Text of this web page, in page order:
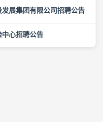
展集团有限公司招聘公告
心招聘公告